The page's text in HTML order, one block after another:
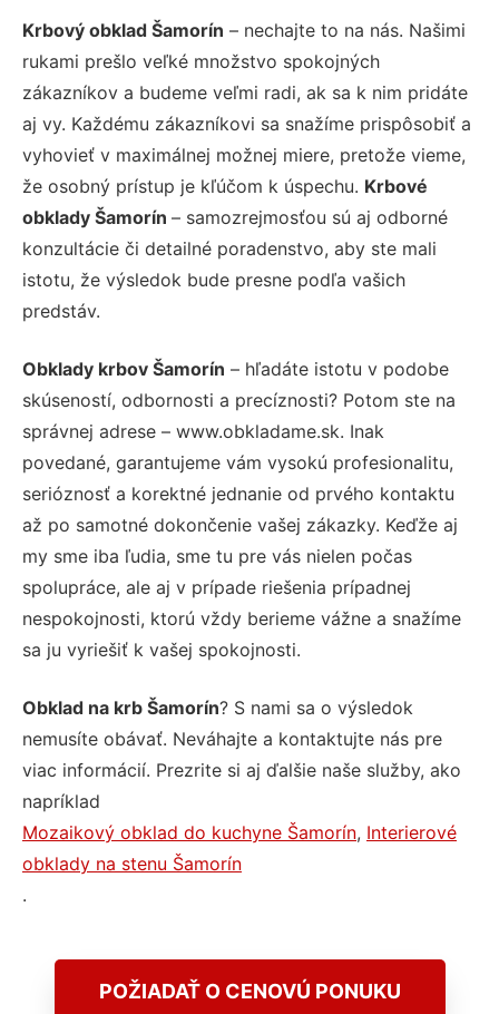
Krbový obklad Šamorín – nechajte to na nás. Našimi
rukami prešlo veľké množstvo spokojných
zákazníkov a budeme veľmi radi, ak sa k nim pridáte
aj vy. Každému zákazníkovi sa snažíme prispôsobiť a
vyhovieť v maximálnej možnej miere, pretože vieme,
že osobný prístup je kľúčom k úspechu. Krbové
obklady Šamorín – samozrejmosťou sú aj odborné
konzultácie či detailné poradenstvo, aby ste mali
istotu, že výsledok bude presne podľa vašich
predstáv.
Obklady krbov Šamorín – hľadáte istotu v podobe
skúseností, odbornosti a precíznosti? Potom ste na
správnej adrese – www.obkladame.sk. Inak
povedané, garantujeme vám vysokú profesionalitu,
serióznosť a korektné jednanie od prvého kontaktu
až po samotné dokončenie vašej zákazky. Keďže aj
my sme iba ľudia, sme tu pre vás nielen počas
spolupráce, ale aj v prípade riešenia prípadnej
nespokojnosti, ktorú vždy berieme vážne a snažíme
sa ju vyriešiť k vašej spokojnosti.
Obklad na krb Šamorín? S nami sa o výsledok
nemusíte obávať. Neváhajte a kontaktujte nás pre
viac informácií. Prezrite si aj ďalšie naše služby, ako
napríklad
Mozaikový obklad do kuchyne Šamorín, Interierové
obklady na stenu Šamorín
.
POŽIADAŤ O CENOVÚ PONUKU